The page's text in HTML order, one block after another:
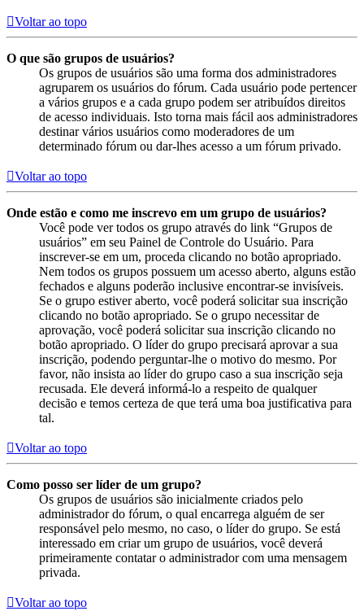
Voltar ao topo
O que são grupos de usuários?
Os grupos de usuários são uma forma dos administradores
agruparem os usuários do fórum. Cada usuário pode pertencer
a vários grupos e a cada grupo podem ser atribuídos direitos
de acesso individuais. Isto torna mais fácil aos administradores
destinar vários usuários como moderadores de um
determinado fórum ou dar-lhes acesso a um fórum privado.
Voltar ao topo
Onde estão e como me inscrevo em um grupo de usuários?
Você pode ver todos os grupo através do link “Grupos de
usuários” em seu Painel de Controle do Usuário. Para
inscrever-se em um, proceda clicando no botão apropriado.
Nem todos os grupos possuem um acesso aberto, alguns estão
fechados e alguns poderão inclusive encontrar-se invisíveis.
Se o grupo estiver aberto, você poderá solicitar sua inscrição
clicando no botão apropriado. Se o grupo necessitar de
aprovação, você poderá solicitar sua inscrição clicando no
botão apropriado. O líder do grupo precisará aprovar a sua
inscrição, podendo perguntar-lhe o motivo do mesmo. Por
favor, não insista ao líder do grupo caso a sua inscrição seja
recusada. Ele deverá informá-lo a respeito de qualquer
decisão e temos certeza de que terá uma boa justificativa para
tal.
Voltar ao topo
Como posso ser líder de um grupo?
Os grupos de usuários são inicialmente criados pelo
administrador do fórum, o qual encarrega alguém de ser
responsável pelo mesmo, no caso, o líder do grupo. Se está
interessado em criar um grupo de usuários, você deverá
primeiramente contatar o administrador com uma mensagem
privada.
Voltar ao topo